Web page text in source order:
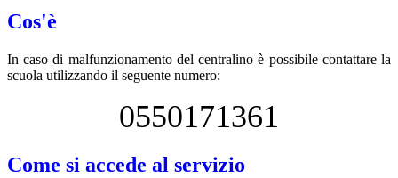
Cos'è
In caso di malfunzionamento del centralino è possibile contattare la
scuola utilizzando il seguente numero:
0550171361
Come si accede al servizio